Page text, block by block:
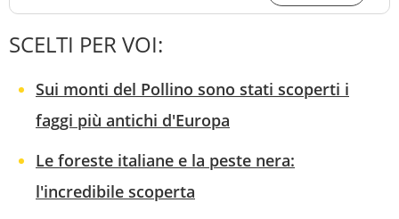
SCELTI PER VOI:
Sui monti del Pollino sono stati scoperti i
faggi più antichi d'Europa
Le foreste italiane e la peste nera:
l'incredibile scoperta